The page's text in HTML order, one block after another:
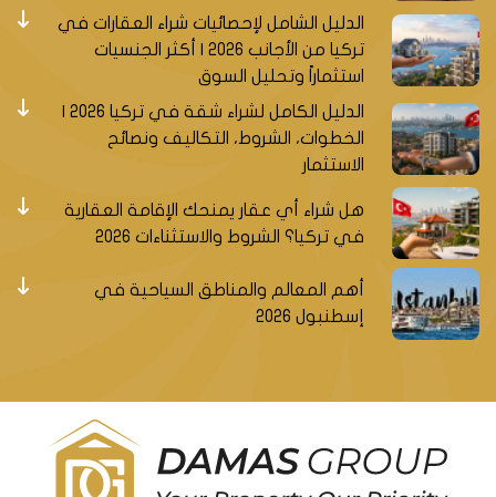
الدليل الشامل لإحصائيات شراء العقارات في
تركيا من الأجانب 2026 | أكثر الجنسيات
استثماراً وتحليل السوق
الخطوات، الشروط، التكاليف ونصائح
الاستثمار
هل شراء أي عقار يمنحك الإقامة العقارية
في تركيا؟ الشروط والاستثناءات 2026
أهم المعالم والمناطق السياحية في
إسطنبول 2026